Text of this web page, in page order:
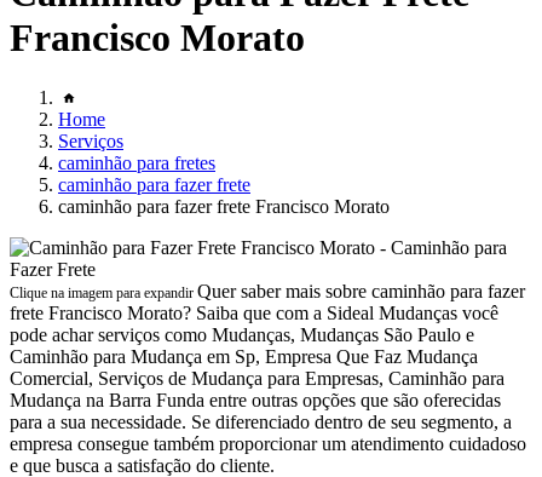
Francisco Morato
Home
Serviços
caminhão para fretes
caminhão para fazer frete
caminhão para fazer frete Francisco Morato
Clique na imagem para expandir Quer saber mais sobre caminhão para fazer
frete Francisco Morato? Saiba que com a Sideal Mudanças você
pode achar serviços como Mudanças, Mudanças São Paulo e
Caminhão para Mudança em Sp, Empresa Que Faz Mudança
Comercial, Serviços de Mudança para Empresas, Caminhão para
Mudança na Barra Funda entre outras opções que são oferecidas
para a sua necessidade. Se diferenciado dentro de seu segmento, a
empresa consegue também proporcionar um atendimento cuidadoso
e que busca a satisfação do cliente.